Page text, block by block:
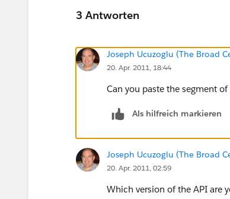
3 Antworten
Joseph Ucuzoglu (The Broad
20. Apr. 2011, 18:44
Can you paste the segment
Als hilfreich markieren
Joseph Ucuzoglu (The Broad
20. Apr. 2011, 02:59
Which version of the API are